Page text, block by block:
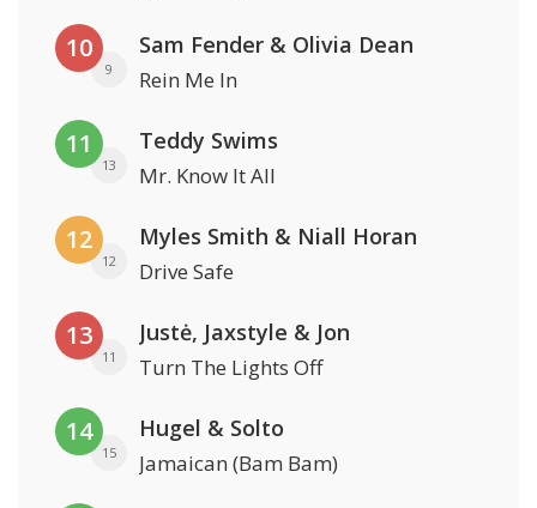
10
9
Sam Fender & Olivia Dean
Rein Me In
11
13
Teddy Swims
Mr. Know It All
12
12
Myles Smith & Niall Horan
Drive Safe
13
11
Justė, Jaxstyle & Jon
Turn The Lights Off
14
15
Hugel & Solto
Jamaican (Bam Bam)